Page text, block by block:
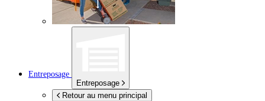
Entreposage
Entreposage
Retour au menu principal